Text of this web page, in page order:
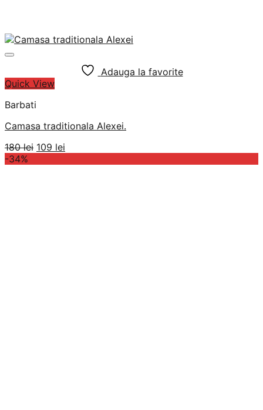
Adauga la favorite
Quick View
Barbati
Camasa traditionala Alexei.
180lei Prețul
109 lei
-34%